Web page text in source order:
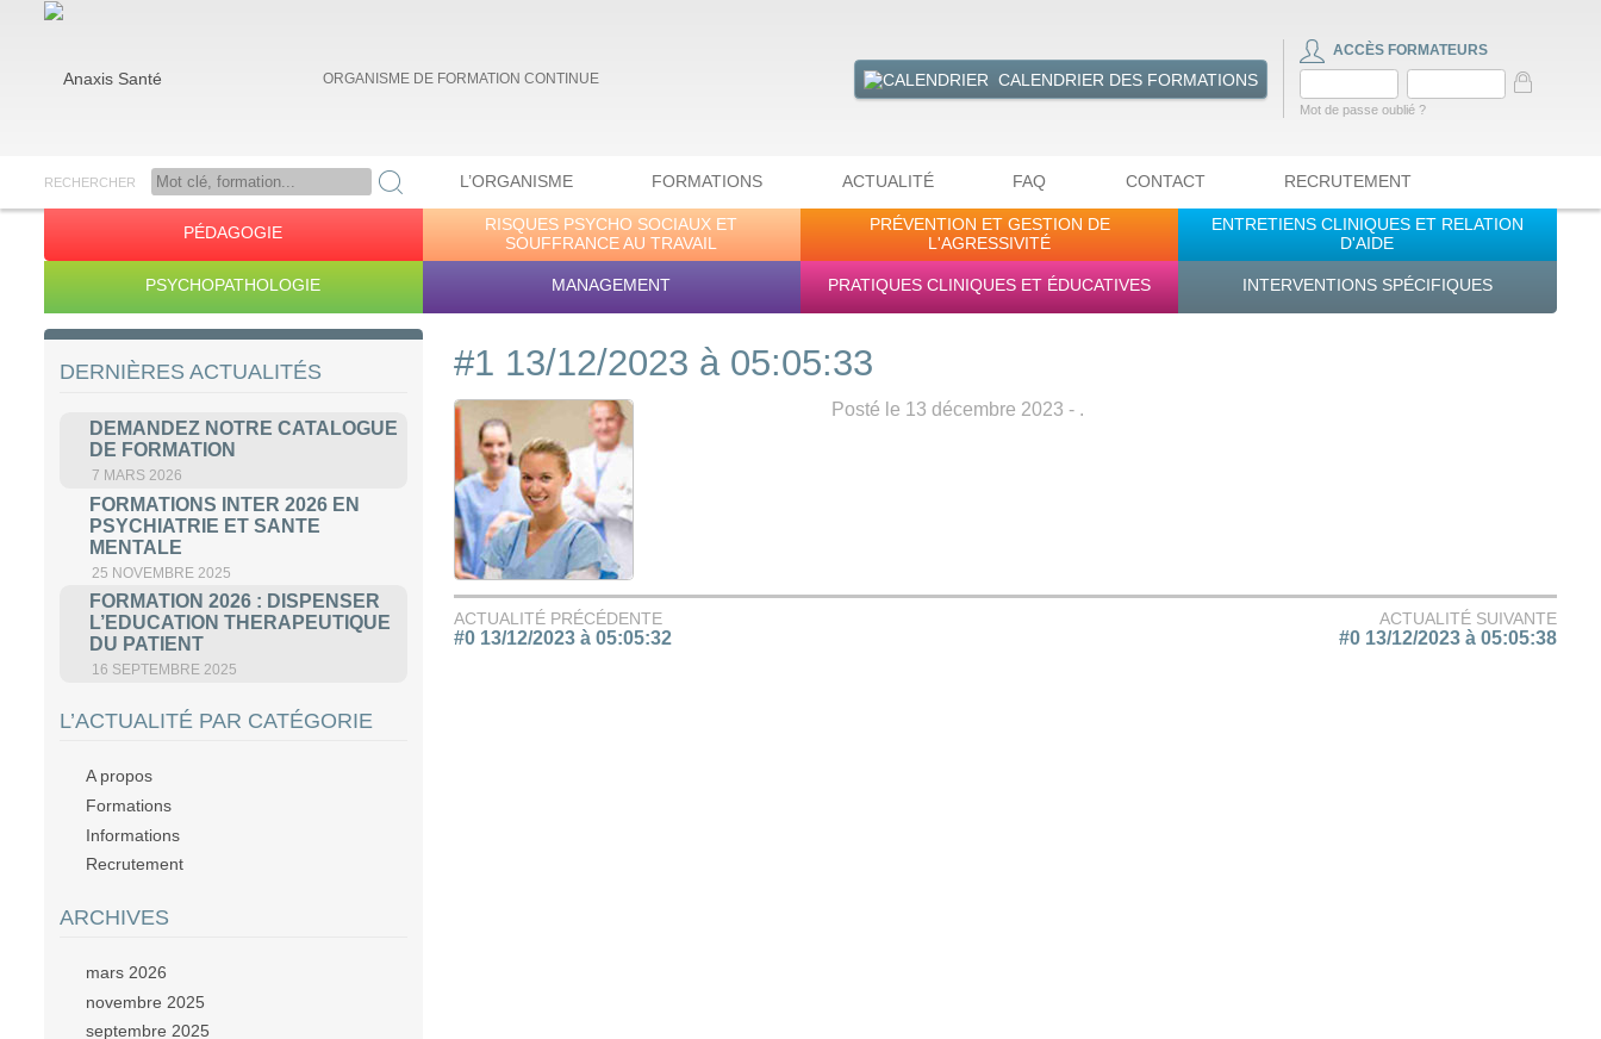
ORGANISME DE FORMATION CONTINUE CALENDRIER DES FORMATIONS
ACCÈS FORMATEURS
Mot de passe oublié ?
RECHERCHER L’ORGANISME FORMATIONS ACTUALITÉ FAQ CONTACT RECRUTEMENT
PÉDAGOGIE
RISQUES PSYCHO SOCIAUX ET
SOUFFRANCE AU TRAVAIL
PRÉVENTION ET GESTION DE
L'AGRESSIVITÉ
ENTRETIENS CLINIQUES ET RELATION
D'AIDE
PSYCHOPATHOLOGIE MANAGEMENT PRATIQUES CLINIQUES ET ÉDUCATIVES INTERVENTIONS SPÉCIFIQUES
#1 13/12/2023 à 05:05:33
Posté le 13 décembre 2023 - .
ACTUALITÉ PRÉCÉDENTE
#0 13/12/2023 à 05:05:32
ACTUALITÉ SUIVANTE
#0 13/12/2023 à 05:05:38
DERNIÈRES ACTUALITÉS
DEMANDEZ NOTRE CATALOGUE
DE FORMATION
7 MARS 2026
FORMATIONS INTER 2026 EN
PSYCHIATRIE ET SANTE
MENTALE
25 NOVEMBRE 2025
FORMATION 2026 : DISPENSER
L’EDUCATION THERAPEUTIQUE
DU PATIENT
16 SEPTEMBRE 2025
L’ACTUALITÉ PAR CATÉGORIE
A propos
Formations
Informations
Recrutement
ARCHIVES
mars 2026
novembre 2025
septembre 2025